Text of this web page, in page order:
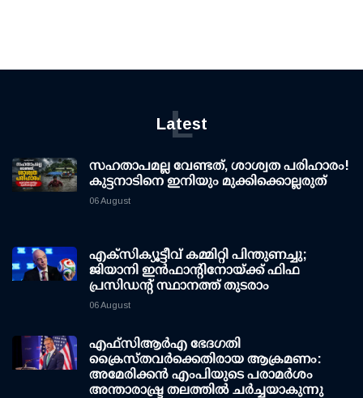
Latest
L
സഹതാപമല്ല വേണ്ടത്, ശാശ്വത പരിഹാരം!
കുട്ടനാടിനെ ഇനിയും മുക്കിക്കൊല്ലരുത്
06 August
എക്സിക്യൂട്ടീവ് കമ്മിറ്റി പിന്തുണച്ചു;
ജിയാനി ഇന്‍ഫാന്റിനോയ്ക്ക് ഫിഫ
പ്രസിഡന്റ് സ്ഥാനത്ത് തുടരാം
06 August
എഫ്‌സി‌ആര്‍‌എ ഭേദഗതി
ക്രൈസ്തവർക്കെതിരായ ആക്രമണം:
അമേരിക്കൻ എംപിയുടെ പരാമർശം
അന്താരാഷ്ട്ര തലത്തിൽ ചർച്ചയാകുന്നു